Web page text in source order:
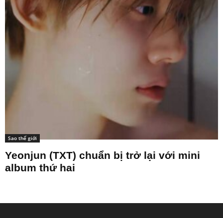
Sao thế giới
Yeonjun (TXT) chuẩn bị trở lại với mini
album thứ hai